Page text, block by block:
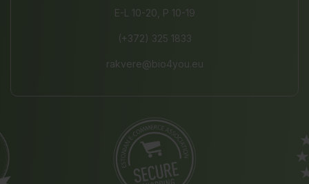
E-L 10-20, P 10-19
(+372) 325 1833
rakvere@bio4you.eu